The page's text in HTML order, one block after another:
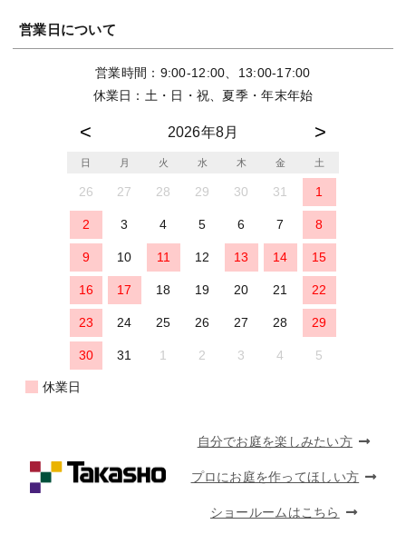
営業日について
営業時間：9:00-12:00、13:00-17:00
休業日：土・日・祝、夏季・年末年始
2026年8月
日 月 火 水 木 金 土
26 27 28 29 30 31 1
2 3 4 5 6 7 8
9 10 11 12 13 14 15
16 17 18 19 20 21 22
23 24 25 26 27 28 29
30 31 1 2 3 4 5
休業日
自分でお庭を楽しみたい方
プロにお庭を作ってほしい方
ショールームはこちら